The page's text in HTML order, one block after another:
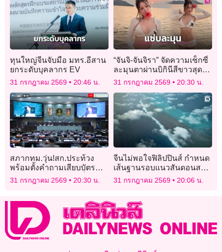
ทุนใหญ่จีนจับมือ มทร.อีสาน
ยกระดับบุคลากร EV
31 กรกฎาคม 2569 20:46 น.
“จันจิ-จันจิรา” จัดความเซ็กซี่
ละมุนตาผ่านบิกินีสีขาวสุด
แซ่บ ท่ามกลางวิวทะเลยาม
พระอาทิตย์ตกดิน
31 กรกฎาคม 2569 20:30 น.
สภากทม.วุ่น!สก.ประท้วง
พร้อมตั้งคำถามเสียบบัตร
แทนกันหรือไม่ ขณะที่
สก.ยานนาวา พรรคป
เสียบลงคะแนนเพราะของตน
31 กรกฎาคม 2569 20:30 น.
จีนไม่พอใจฟิลิปปินส์ กำหนด
เส้นฐานรอบแนวสันดอนสกา
ร์โบโรห์
31 กรกฎาคม 2569 20:06 น.